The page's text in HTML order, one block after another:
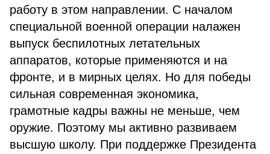
работу в этом направлении. С началом
специальной военной операции налажен
выпуск беспилотных летательных
аппаратов, которые применяются и на
фронте, и в мирных целях. Но для победы
сильная современная экономика,
грамотные кадры важны не меньше, чем
оружие. Поэтому мы активно развиваем
высшую школу. При поддержке Президента